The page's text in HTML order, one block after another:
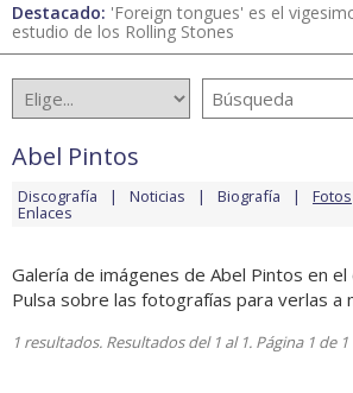
Destacado: 'Foreign tongues' es el
estudio de los Rolling Stones
Abel Pintos
Discografía Noticias Biografía Fotos
Enlaces
Galería de imágenes de Abel Pintos en el
Pulsa sobre las fotografías para verlas a
1 resultados. Resultados del 1 al 1. Página 1 de 1